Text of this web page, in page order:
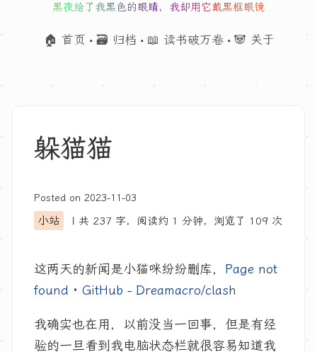
黑夜给了我黑色的眼睛，我却用它戴黑框眼镜
🏠 首页 •🗃 归档 • 📖 读书破万卷 •🐼 关于
躲猫猫
Posted on 2023-11-03
小站 | 共 237 字，阅读约 1 分钟，浏览了 109次
这两天的新闻是小猫咪纷纷删库， Page not
found · GitHub - Dreamacro/clash
我确实也在用，以前没当一回事，但是有经
验的一旦看到我电脑状态栏就很容易知道我